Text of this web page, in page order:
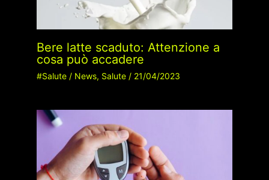
Bere latte scaduto: Attenzione a
cosa può accadere
#Salute/ News, Salute/ 21/04/2023